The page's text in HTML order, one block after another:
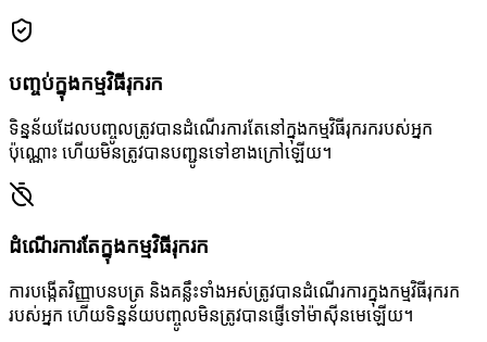
បញ្ចប់ក្នុងកម្មវិធីរុករក
ទិន្នន័យដែលបញ្ចូលត្រូវបានដំណើរការតែនៅក្នុងកម្មវិធីរុករករបស់អ្នក
ប៉ុណ្ណោះ ហើយមិនត្រូវបានបញ្ជូនទៅខាងក្រៅឡើយ។
ដំណើរការតែក្នុងកម្មវិធីរុករក
ការបង្កើតវិញ្ញាបនបត្រ និងគន្លឹះទាំងអស់ត្រូវបានដំណើរការក្នុងកម្មវិធីរុករក
របស់អ្នក ហើយទិន្នន័យបញ្ចូលមិនត្រូវបានផ្ញើទៅម៉ាស៊ីនមេឡើយ។